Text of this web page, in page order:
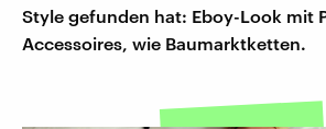
Style gefunden hat: Eboy-Look mit
Accessoires, wie Baumarktketten.